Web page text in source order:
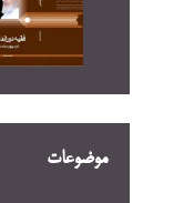
موضوعات